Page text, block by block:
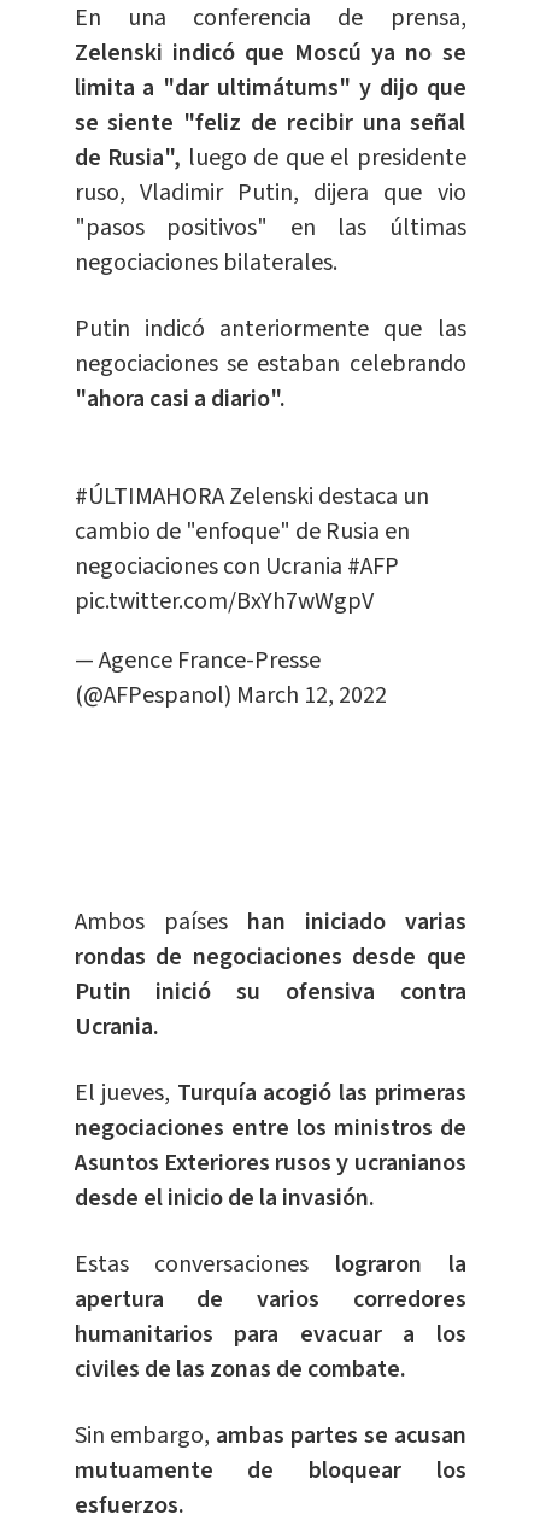
En una conferencia de prensa,
Zelenski indicó que Moscú ya no se
limita a "dar ultimátums" y dijo que
se siente "feliz de recibir una señal
de Rusia", luego de que el presidente
ruso, Vladimir Putin, dijera que vio
"pasos positivos" en las últimas
negociaciones bilaterales.
Putin indicó anteriormente que las
negociaciones se estaban celebrando
"ahora casi a diario".
#ÚLTIMAHORAZelenski destaca un
cambio de "enfoque" de Rusia en
negociaciones con Ucrania #AFP
pic.twitter.com/BxYh7wWgpV
— Agence France-Presse
(@AFPespanol) March 12, 2022
Ambos países han iniciado varias
rondas de negociaciones desde que
Putin inició su ofensiva contra
Ucrania.
El jueves, Turquía acogió las primeras
negociaciones entre los ministros de
Asuntos Exteriores rusos y ucranianos
desde el inicio de la invasión.
Estas conversaciones lograron la
apertura de varios corredores
humanitarios para evacuar a los
civiles de las zonas de combate.
Sin embargo, ambas partes se acusan
mutuamente de bloquear los
esfuerzos.